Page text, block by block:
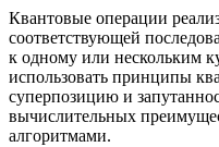
Квантовые операции
соответствующей
к одному или нескольким
использовать принципы
суперпозицию и
вычислительных
алгоритмами.